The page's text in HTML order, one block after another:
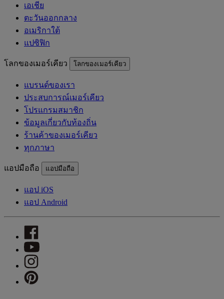
เอเชีย
ตะวันออกกลาง
อเมริกาใต้
แปซิฟิก
โลกของเมอร์เคียว โลกของเมอร์เคียว
แบรนด์ของเรา
ประสบการณ์เมอร์เคียว
โปรแกรมสมาชิก
ข้อมูลเกี่ยวกับท้องถิ่น
ร้านค้าของเมอร์เคียว
ทุกภาษา
แอปมือถือ แอปมือถือ
แอป iOS
แอป Android